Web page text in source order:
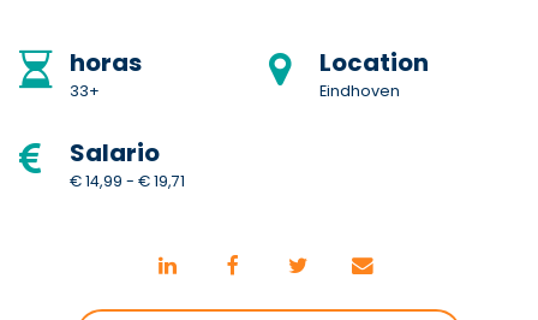
horas
33+
Location
Eindhoven
Salario
€ 14,99 - € 19,71